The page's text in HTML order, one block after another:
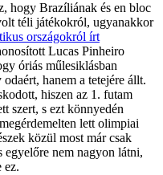
hogy Brazíliának és en bloc
téli játékokról, ugyanakkor
országokról írt
Lucas Pinheiro
óriás műlesiklásban
hanem a tetejére állt.
hiszen az 1. futam
szert, s ezt könnyedén
lett olimpiai
közül most már csak
nem nagyon látni,
ez.